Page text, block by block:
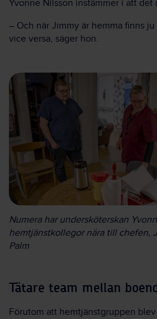
Yvonne Nilsson instämmer i att det
– Och när Jimmy är hemma finns
vice versa, säger hon.
Numera har undersköterskan
hemtjänstkollegor nära till chefen,
Palm
Tätare team mellan
Förutom att hemtjänstgruppen